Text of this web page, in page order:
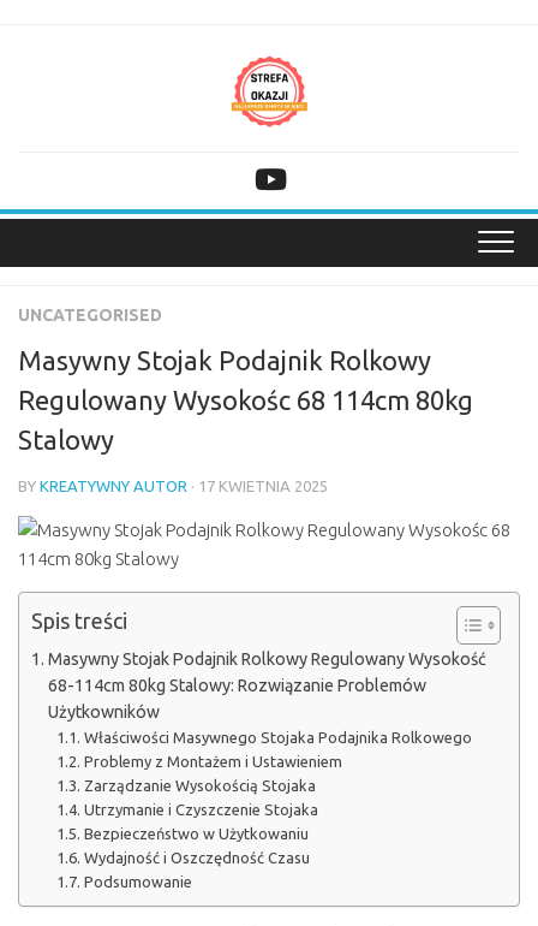
UNCATEGORISED
Masywny Stojak Podajnik Rolkowy
Regulowany Wysokośc 68 114cm 80kg
Stalowy
BY KREATYWNY AUTOR · 17 KWIETNIA 2025
Spis treści
Masywny Stojak Podajnik Rolkowy Regulowany Wysokość
68-114cm 80kg Stalowy: Rozwiązanie Problemów
Użytkowników
Właściwości Masywnego Stojaka Podajnika Rolkowego
Problemy z Montażem i Ustawieniem
Zarządzanie Wysokością Stojaka
Utrzymanie i Czyszczenie Stojaka
Bezpieczeństwo w Użytkowaniu
Wydajność i Oszczędność Czasu
Podsumowanie